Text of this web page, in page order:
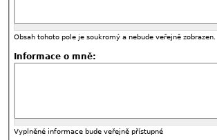
Obsah tohoto pole je soukromý a nebude veřejně zobrazen.
Informace o mně:
Vyplněné informace bude veřejně přístupné